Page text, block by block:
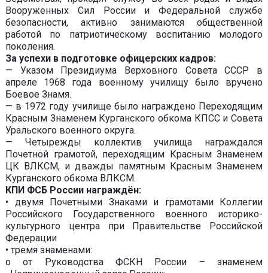
Вооруженных Сил России и Федеральной службе
безопасности, активно занимаются общественной
работой по патриотическому воспитанию молодого
поколения.
За успехи в подготовке офицерских кадров:
— Указом Президиума Верховного Совета СССР в
апреле 1968 года военному училищу было вручено
Боевое Знамя.
— в 1972 году училище было награждено Переходящим
Красным Знаменем Курганского обкома КПСС и Совета
Уральского военного округа.
— Четырежды коллектив училища награждался
Почетной грамотой, переходящим Красным Знаменем
ЦК ВЛКСМ, и дважды памятным Красным Знаменем
Курганского обкома ВЛКСМ.
КПИ ФСБ России награждён:
• двумя Почетными Знаками и грамотами Коллегии
Российского Государственного военного историко-
культурного центра при Правительстве Российской
Федерации
• тремя знаменами:
o от Руководства ФСКН России – знаменем